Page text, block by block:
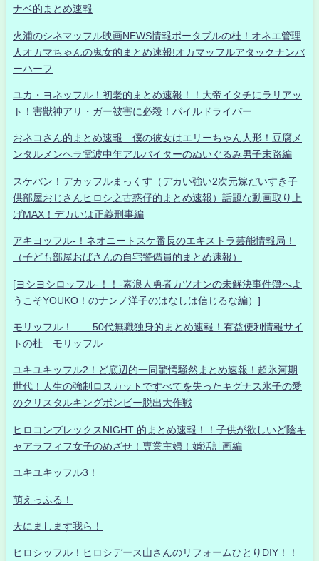
ナベ的まとめ速報
火浦のシネマッフル映画NEWS情報ポータブルの杜！オネエ管理
人オカマちゃんの鬼女的まとめ速報!オカマッフルアタックナンバ
ーハーフ
ユカ・ヨネッフル！初老的まとめ速報！！大帝イタチにラリアッ
ト！害獣神アリ・ガー被害に必殺！パイルドライバー
おネコさん的まとめ速報 僕の彼女はエリーちゃん人形！豆腐メ
ンタルメンヘラ電波中年アルバイターのぬいぐるみ男子末路編
スケバン！デカッフルまっくす（デカい強い2次元嫁だいすき子
供部屋おじさんヒロシ之古惑仔的まとめ速報）話題な動画取り上
げMAX！デカいは正義刑事編
アキヨッフル-！ネオニートスケ番長のエキストラ芸能情報局！
（子ども部屋おばさんの自宅警備員的まとめ速報）
[ヨシヨシロッフル-！！-素浪人勇者カツオンの未解決事件簿へよ
うこそYOUKO！のナンノ洋子のはなしは信じるな編）]
モリッフル！ 50代無職独身的まとめ速報！有益便利情報サイ
トの杜 モリッフル
ユキユキッフル2！ど底辺的一同驚愕騒然まとめ速報！超氷河期
世代！人生の強制ロスカットですべてを失ったキグナス氷子の愛
のクリスタルキングボンビー脱出大作戦
ヒロコンプレックスNIGHT 的まとめ速報！！子供が欲しいど陰キ
ャアラフィフ女子のめざせ！専業主婦！婚活計画編
ユキユキッフル3！
萌えっふる！
天にまします我ら！
ヒロシッフル！ヒロシデース山さんのリフォームひとりDIY！！